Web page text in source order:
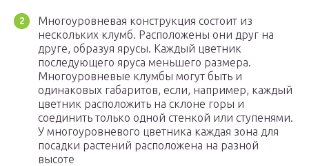
Многоуровневая конструкция состоит из
нескольких клумб. Расположены они друг на
друге, образуя ярусы. Каждый цветник
последующего яруса меньшего размера.
Многоуровневые клумбы могут быть и
одинаковых габаритов, если, например, каждый
цветник расположить на склоне горы и
соединить только одной стенкой или ступенями.
У многоуровневого цветника каждая зона для
посадки растений расположена на разной
высоте